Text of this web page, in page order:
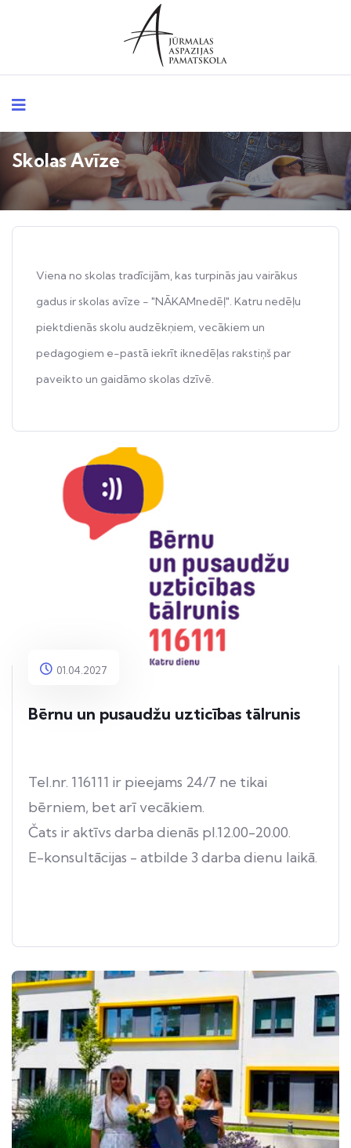
Skolas Avīze
Viena no skolas tradīcijām, kas turpinās jau vairākus
gadus ir skolas avīze - "NĀKAMnedēļ". Katru nedēļu
piektdienās skolu audzēkņiem, vecākiem un
pedagogiem e-pastā iekrīt iknedēļas rakstiņš par
paveikto un gaidāmo skolas dzīvē.
01.04.2027
Bērnu un pusaudžu uzticības tālrunis
Tel.nr. 116111 ir pieejams 24/7 ne tikai
bērniem, bet arī vecākiem.
Čats ir aktīvs darba dienās pl.12.00-20.00.
E-konsultācijas - atbilde 3 darba dienu laikā.